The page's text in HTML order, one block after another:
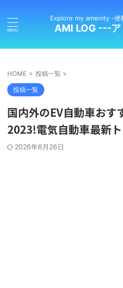
Explore my amenity -便
AMI LOG ---
HOME > 投稿一覧 >
投稿一覧
国内外のEV自動車おす
2023!電気自動車最新
2026年6月26日